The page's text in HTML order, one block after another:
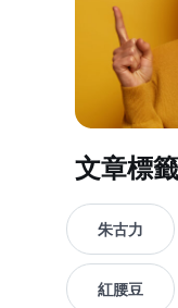
文章標籤
朱古力
紅腰豆